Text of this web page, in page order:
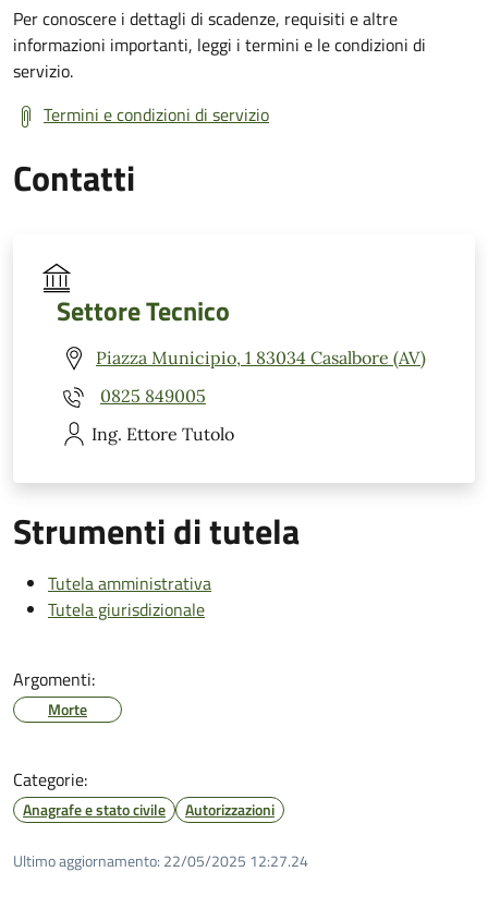
Per conoscere i dettagli di scadenze, requisiti e altre
informazioni importanti, leggi i termini e le condizioni di
servizio.
Termini e condizioni di servizio
Contatti
Settore Tecnico
Piazza Municipio, 1 83034 Casalbore (AV)
0825 849005
Ing. Ettore Tutolo
Strumenti di tutela
Tutela amministrativa
Tutela giurisdizionale
Argomenti:
Morte
Categorie:
Anagrafe e stato civile Autorizzazioni
Ultimo aggiornamento: 22/05/2025 12:27.24